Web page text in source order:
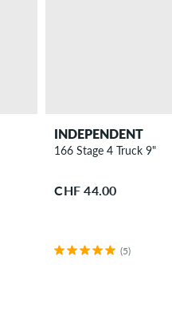
INDEPENDENT
166 Stage 4 Truck 9"
CHF 44.00
(5)